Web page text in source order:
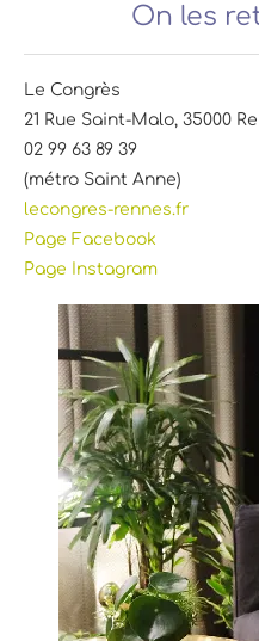
On les
Le Congrès
21 Rue Saint-Malo, 35000
02 99 63 89 39
(métro Saint Anne)
lecongres-rennes.fr
Page Facebook
Page Instagram